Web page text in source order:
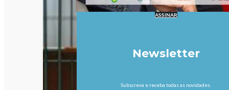
ASSINAR
Newsletter
Subscreva e receba todas as novidades.